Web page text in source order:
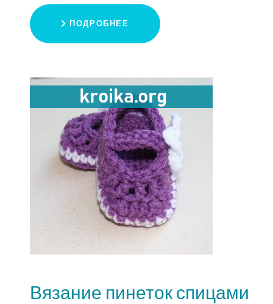
ПОДРОБНЕЕ
Вязание пинеток спицами